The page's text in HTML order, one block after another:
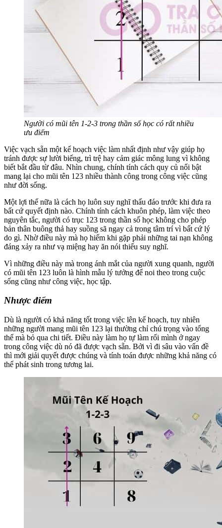
Người có mũi tên 1-2-3 trong thần số học có rất nhiều
ưu điểm
Việc vạch sẵn một kế hoạch việc làm nhất định như vậy giúp họ
tránh được sự lười biếng, trì trệ hay cảm giác mông lung vì không
biết bắt đầu từ đâu. Nhìn chung, chính tính cách quy củ nổi bật
mang lại cho mũi tên 123 nhiều thành công trong công việc cũng
như đời sống.
Một lợi thế nữa là cách họ luôn suy nghĩ thấu đáo trước khi đưa ra
bất cứ quyết định nào. Chính tính cách khuôn phép, làm việc theo
nguyên tắc, người có trục 123 trong thần số học không cho phép
bản thân buông thả hay suồng sã ngay cả trong tâm trí vì bất cứ lý
do gì. Nhờ điều này mà họ hiếm khi gặp phải những tai nạn không
đáng xảy ra như vạ miệng hay ăn nói thiếu suy nghĩ.
Vì những điều này mà trong ánh mắt của người xung quanh, người
có mũi tên 123 luôn là hình mẫu lý tưởng để noi theo trong cuộc
sống cũng như công việc, học tập.
Nhược điểm
Dù là người có khả năng tốt trong việc lên kế hoạch, tuy nhiên
những người mang mũi tên 123 lại thường chỉ chú trọng vào tổng
thể mà bỏ qua chi tiết. Điều này làm họ tự làm rối mình ở ngay
trong công việc dù nó đã được vạch sẵn. Bởi vì đi sâu vào vấn đề
thì mới giải quyết được chúng và tính toán được những khả năng có
thể phát sinh trong tương lai.